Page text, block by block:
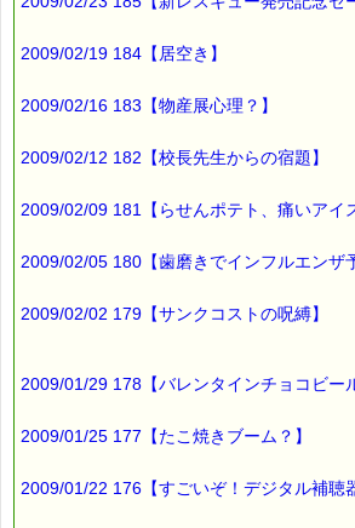
2009/02/19 184【居空き】
2009/02/16 183【物産展心理？】
2009/02/12 182【校長先生からの宿題】
2009/02/09 181【らせんポテト、痛いアイ
2009/02/05 180【歯磨きでインフルエンザ
2009/02/02 179【サンクコストの呪縛】
2009/01/29 178【バレンタインチョコビー
2009/01/25 177【たこ焼きブーム？】
2009/01/22 176【すごいぞ！デジタル補聴